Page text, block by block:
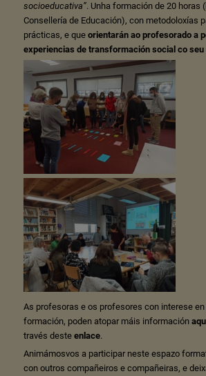
socioeducativa”. Unha formación de 20 horas
Consellería de Educación), con metodoloxías
prácticas, e que orientarán ao profesorado a
experiencias de transformación social co seu
As profesoras e os profesores con interese
formación, poden atopar máis información
través deste enlace.
Animámosvos a participar neste espazo
con outros compañeiros e compañeiras, e